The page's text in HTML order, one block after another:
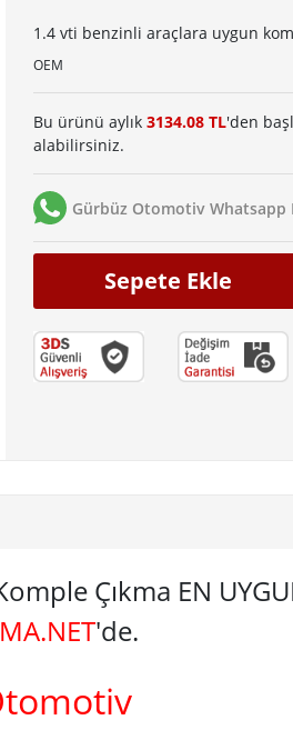
1.4 vti benzinli araçlara uygun
OEM
Bu ürünü aylık 3134.08 TL'den
alabilirsiniz.
Gürbüz Otomotiv Whatsapp
Sepete Ekle
Çıkma EN
'de.